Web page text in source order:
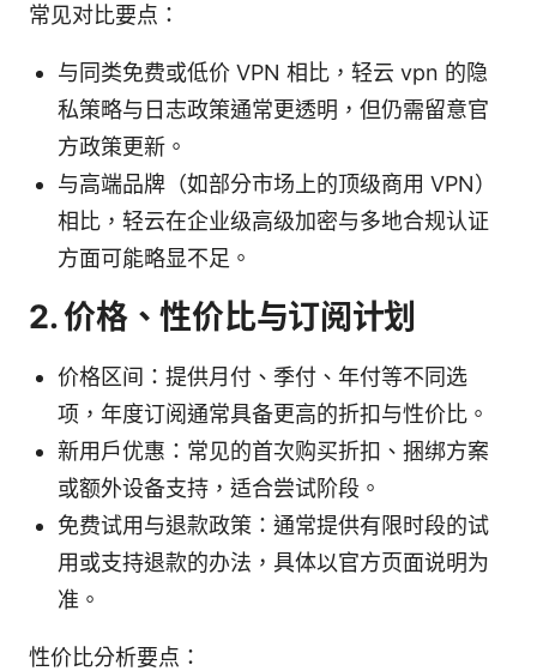
常见对比要点：
与同类免费或低价 VPN 相比，轻云 vpn 的隐
私策略与日志政策通常更透明，但仍需留意官
方政策更新。
与高端品牌（如部分市场上的顶级商用 VPN）
相比，轻云在企业级高级加密与多地合规认证
方面可能略显不足。
2. 价格、性价比与订阅计划
价格区间：提供月付、季付、年付等不同选
项，年度订阅通常具备更高的折扣与性价比。
新用户优惠：常见的首次购买折扣、捆绑方案
或额外设备支持，适合尝试阶段。
免费试用与退款政策：通常提供有限时段的试
用或支持退款的办法，具体以官方页面说明为
准。
性价比分析要点：